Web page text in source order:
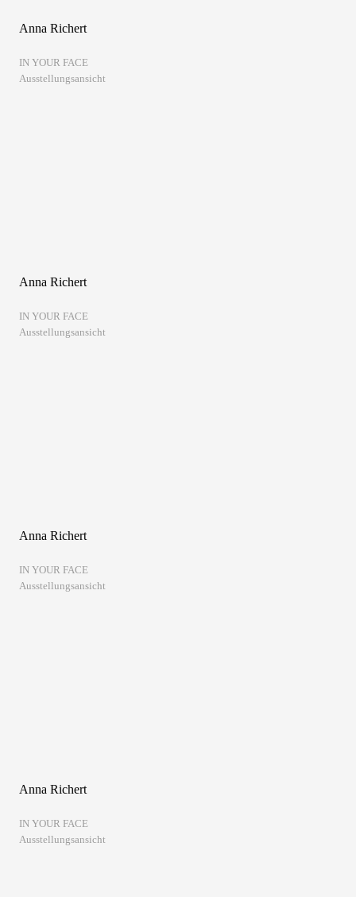
Anna Richert
IN YOUR FACE
Ausstellungsansicht
Anna Richert
IN YOUR FACE
Ausstellungsansicht
Anna Richert
IN YOUR FACE
Ausstellungsansicht
Anna Richert
IN YOUR FACE
Ausstellungsansicht